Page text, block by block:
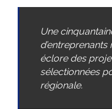
Une
éclore des
sélectionnées
régionale.